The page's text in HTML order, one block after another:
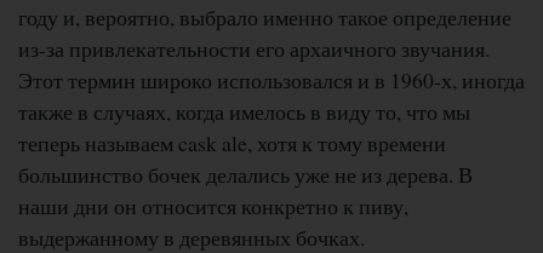
году и, вероятно, выбрало именно такое определение
из-за привлекательности его архаичного звучания.
Этот термин широко использовался и в 1960-х, иногда
также в случаях, когда имелось в виду то, что мы
теперь называем cask ale, хотя к тому времени
большинство бочек делались уже не из дерева. В
наши дни он относится конкретно к пиву,
выдержанному в деревянных бочках.